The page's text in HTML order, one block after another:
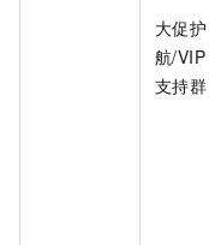
大促护
航/VIP
支持群